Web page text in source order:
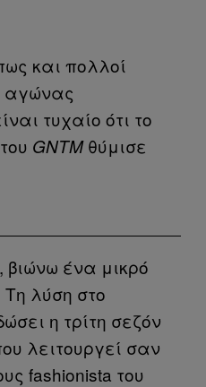
και πολλοί
αγώνας
τυχαίο ότι το
GNTMθύμισε
ένα μικρό
λύση στο
η τρίτη σεζόν
λειτουργεί σαν
fashionista του